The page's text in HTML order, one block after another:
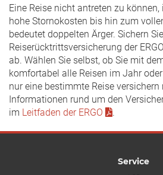
Eine Reise nicht antreten zu
hohe Stornokosten bis hin zum
bedeutet doppelten Ärger. Sichern
Reiserücktrittsversicherung der
ab. Wählen Sie selbst, ob Sie mit
komfortabel alle Reisen im Jahr
nur eine bestimmte Reise versichern
Informationen rund um den
im Leitfaden der ERGO .
Service